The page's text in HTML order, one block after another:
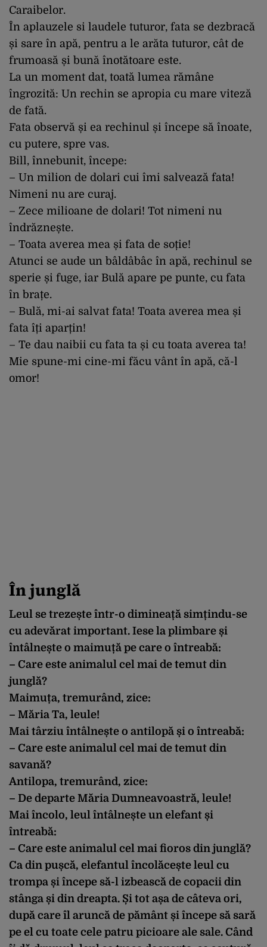
Caraibelor.
În aplauzele si laudele tuturor, fata se dezbracă
și sare în apă, pentru a le arăta tuturor, cât de
frumoasă și bună înotătoare este.
La un moment dat, toată lumea rămâne
îngrozită: Un rechin se apropia cu mare viteză
de fată.
Fata observă și ea rechinul și începe să înoate,
cu putere, spre vas.
Bill, înnebunit, începe:
– Un milion de dolari cui îmi salvează fata!
Nimeni nu are curaj.
– Zece milioane de dolari! Tot nimeni nu
îndrăznește.
– Toata averea mea și fata de soție!
Atunci se aude un bâldâbâc în apă, rechinul se
sperie și fuge, iar Bulă apare pe punte, cu fata
în brațe.
– Bulă, mi-ai salvat fata! Toata averea mea și
fata îți aparțin!
– Te dau naibii cu fata ta și cu toata averea ta!
Mie spune-mi cine-mi făcu vânt în apă, că-l
omor!
În junglă
Leul se trezește într-o dimineață simțindu-se
cu adevărat important. Iese la plimbare și
întâlnește o maimuță pe care o întreabă:
– Care este animalul cel mai de temut din
junglă?
Maimuța, tremurând, zice:
– Măria Ta, leule!
Mai târziu întâlnește o antilopă și o întreabă:
– Care este animalul cel mai de temut din
savană?
Antilopa, tremurând, zice:
– De departe Măria Dumneavoastră, leule!
Mai încolo, leul întâlnește un elefant și
întreabă:
– Care este animalul cel mai fioros din junglă?
Ca din pușcă, elefantul încolăcește leul cu
trompa și începe să-l izbească de copacii din
stânga și din dreapta. Și tot așa de câteva ori,
după care îl aruncă de pământ și începe să sară
pe el cu toate cele patru picioare ale sale. Când